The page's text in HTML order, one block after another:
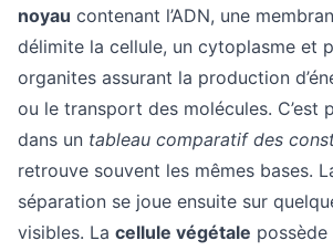
noyau contenant l’ADN, une
délimite la cellule, un cytoplasme et
organites assurant la production
ou le transport des molécules. C’est
dans un tableau comparatif des
retrouve souvent les mêmes bases.
séparation se joue ensuite sur
visibles. La cellule végétale possède